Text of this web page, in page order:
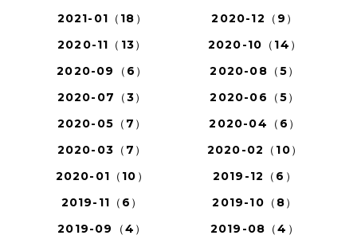
2021-01（18）
2020-12（9）
2020-11（13）
2020-10（14）
2020-09（6）
2020-08（5）
2020-07（3）
2020-06（5）
2020-05（7）
2020-04（6）
2020-03（7）
2020-02（10）
2020-01（10）
2019-12（6）
2019-11（6）
2019-10（8）
2019-09（4）
2019-08（4）